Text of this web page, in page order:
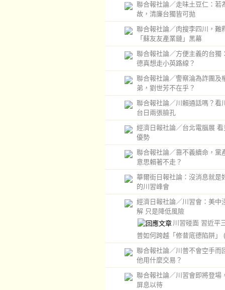
聯合報社論／走味土豆仁：若
故，清廉台獨皆可拋
聯合報社論／肉搜李四川，難
「蘇友友產業鏈」黑幕
聯合報社論／方便主義的台獨
德真想走小英路線？
聯合報社論／警察淪為詐團及
弟，劉世芳不在乎？
聯合報社論／川賴通話嗎？看
台日兩張臉孔
經濟日報社論／台北電腦展 看
優勢
聯合報社論／靠不義續命，黨
意思賴著不走？
華爾街日報社論：沒消息就是
的川習峰會
經濟日報社論／川習會：美中
解 只是降低風險
川習碰面 習近平
普如何跨越「修昔底德陷阱」
聯合報社論／川普不會空手而
他用什麼交易？
聯合報社論／川習會即將登場
屏息以待